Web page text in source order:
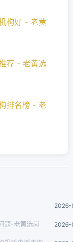
构好 - 老黄
荐 - 老黄选
排名榜 - 老
题-老黄选岗